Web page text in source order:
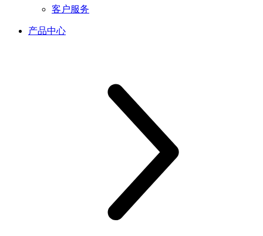
客户服务
产品中心